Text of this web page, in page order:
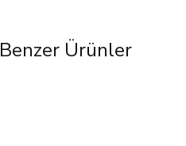
Benzer Ürünler